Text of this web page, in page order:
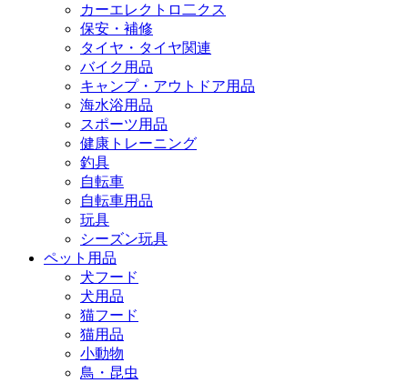
カーエレクトロ二クス
保安・補修
タイヤ・タイヤ関連
バイク用品
キャンプ・アウトドア用品
海水浴用品
スポーツ用品
健康トレーニング
釣具
自転車
自転車用品
玩具
シーズン玩具
ペット用品
犬フード
犬用品
猫フード
猫用品
小動物
鳥・昆虫